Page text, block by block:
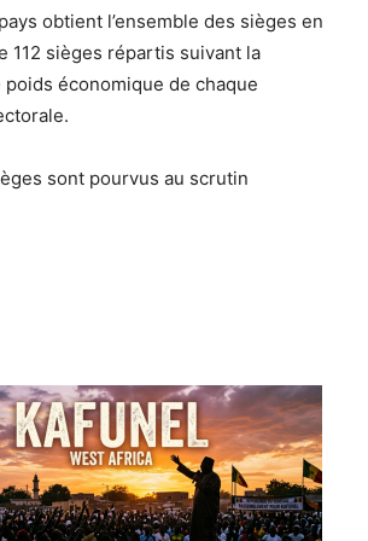
obtient l’ensemble des sièges en
112 sièges répartis suivant la
économique de chaque
sont pourvus au scrutin